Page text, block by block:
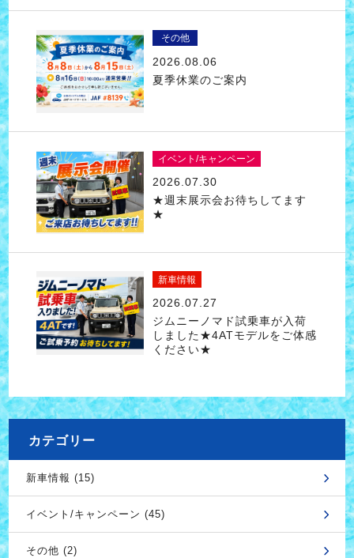
その他
2026.08.06
夏季休業のご案内
イベント/キャンペーン
2026.07.30
★週末展示会お待ちしてます
★
新車情報
2026.07.27
ジムニーノマド試乗車が入荷
しました★4ATモデルをご体感
ください★
カテゴリー
新車情報 (15)
イベント/キャンペーン (45)
その他 (2)